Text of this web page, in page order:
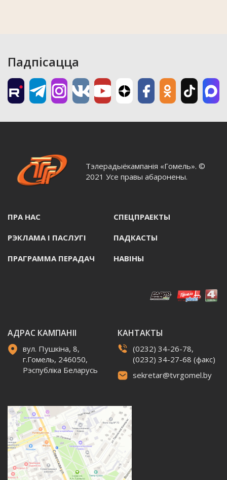
Падпісацца
Тэлерадыёкампанія «Гомель». ©
2021 Усе правы абаронены.
ПРА НАС СПЕЦПРАЕКТЫ
РЭКЛАМА I ПАСЛУГI ПАДКАСТЫ
ПРАГРАММА ПЕРАДАЧ НАВIНЫ
АДРАС КАМПАНІІ
вул. Пушкіна, 8,
г.Гомель, 246050,
Рэспубліка Беларусь
КАНТАКТЫ
(0232) 34-26-78,
(0232) 34-27-68 (факс)
sekretar@tvrgomel.by